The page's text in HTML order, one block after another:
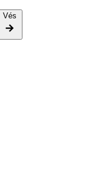
Vés